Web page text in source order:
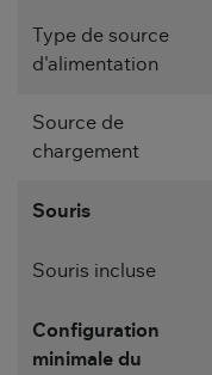
Type de source
d'alimentation
Source de
chargement
Souris
Souris incluse
Configuration
minimale du